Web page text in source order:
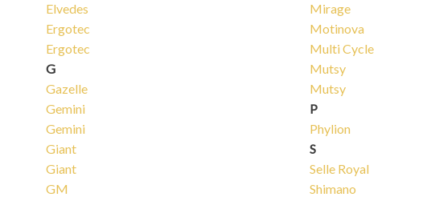
Elvedes
Ergotec
Ergotec
G
Gazelle
Gemini
Gemini
Giant
Giant
GM
Mirage
Motinova
Multi Cycle
Mutsy
Mutsy
P
Phylion
S
Selle Royal
Shimano